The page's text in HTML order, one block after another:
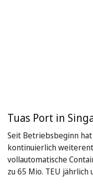
Tuas Port in
Seit Betriebsbeginn
kontinuierlich
vollautomatische
zu 65 Mio. TEU jährlich